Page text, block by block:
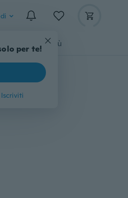
per te!
Iscriviti
Di più